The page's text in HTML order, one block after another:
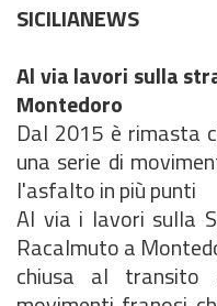
SICILIANEWS
Al via lavori sulla
Montedoro
Dal 2015 è rimasta
una serie di
l'asfalto in più punti
Al via i lavori sulla
Racalmuto a
chiusa al